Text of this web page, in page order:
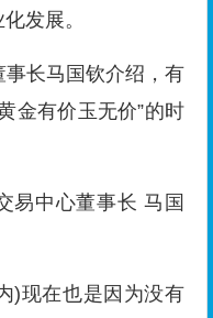
发展。
长马国钦介绍，有
金有价玉无价”的时
易中心董事长 马国
)现在也是因为没有